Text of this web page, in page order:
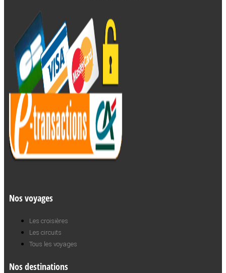
Nos voyages
Les croisières
Les circuits
Tous les voyages
Nos destinations